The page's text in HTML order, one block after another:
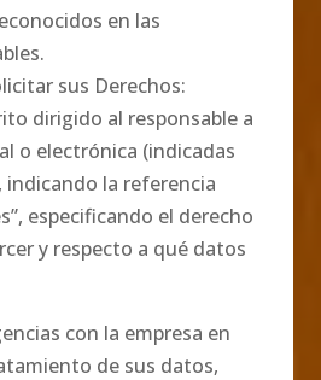
en las
sus Derechos:
dirigido al responsable a
o electrónica (indicadas
indicando la referencia
especificando el derecho
y respecto a qué datos
con la empresa en
de sus datos,